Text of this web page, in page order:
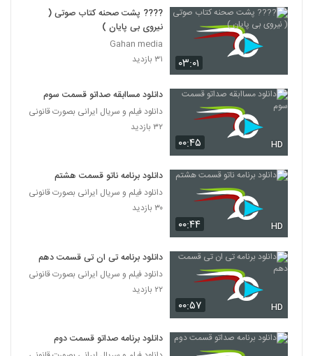
۰۳:۰۱
???? پشت صحنه کتاب صوتی (
نیروی بی پایان )
Gahan media
۳۱ بازدید
۰۰:۴۵ HD
دانلود مساابقه صداتو قسمت سوم
دانلود فیلم و سریال ایرانی بصورت قانونی
۳۲ بازدید
۰۰:۴۴ HD
دانلود برنامه ناتو قسمت هشتم
دانلود فیلم و سریال ایرانی بصورت قانونی
۳۰ بازدید
۰۰:۵۷ HD
دانلود برنامه تی ان تی قسمت دهم
دانلود فیلم و سریال ایرانی بصورت قانونی
۲۲ بازدید
دانلود برنامه صداتو قسمت دوم